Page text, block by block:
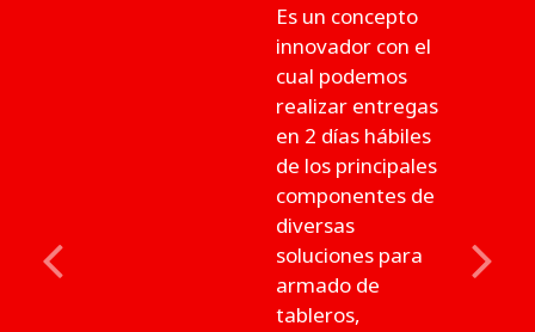
Es un concepto
innovador con el
cual podemos
realizar entregas
en 2 días hábiles
de los principales
componentes de
diversas
soluciones para
armado de
tableros,
Previous Next